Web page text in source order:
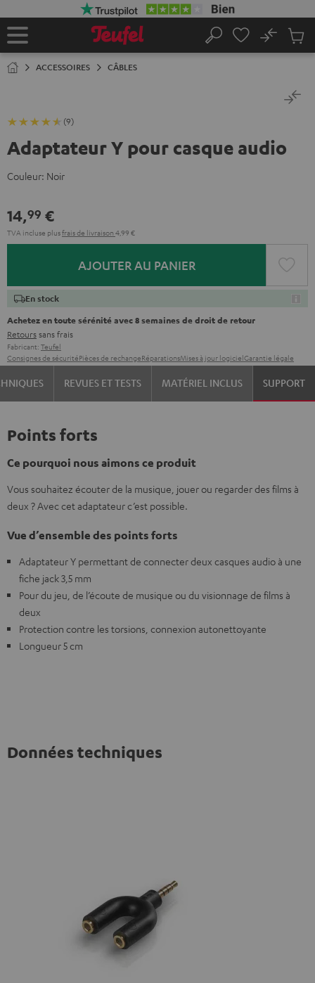
Page
Rechercher
No
ACCESSOIRES CÂBLES
(9)
Adaptateur Y pour casque audio
Couleur: Noir
14,99 €
TVA incluse plusfrais de livraison 4,99 €
AJOUTER AU PANIER
En stock
Achetez en toute sérénité avec 8 semaines de droit de retour
Retourssans frais
Fabricant: Teufel
Consignes de sécuritéPièces de rechangeRéparationsMises à jour logicielGarantie légale
REVUES ET TESTS MATÉRIEL INCLUS SUPPORT
Points forts
Ce pourquoi nous aimons ce produit
Vous souhaitez écouter de la musique, jouer ou regarder des films à
deux ? Avec cet adaptateur c’est possible.
Vue d’ensemble des points forts
Adaptateur Y permettant de connecter deux casques audio à une
fiche jack 3,5 mm
Pour du jeu, de l’écoute de musique ou du visionnage de films à
deux
Protection contre les torsions, connexion autonettoyante
Longueur 5 cm
Données techniques